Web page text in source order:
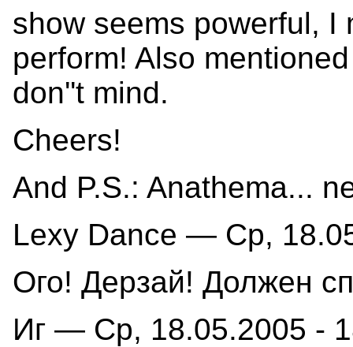
show seems powerful, I
perform! Also
don''t mind.
Cheers!
And P.S.: Anathema...
Lexy Dance — Ср,
Ого! Дерзай! Должен
Иг — Ср, 18.05.2005 -